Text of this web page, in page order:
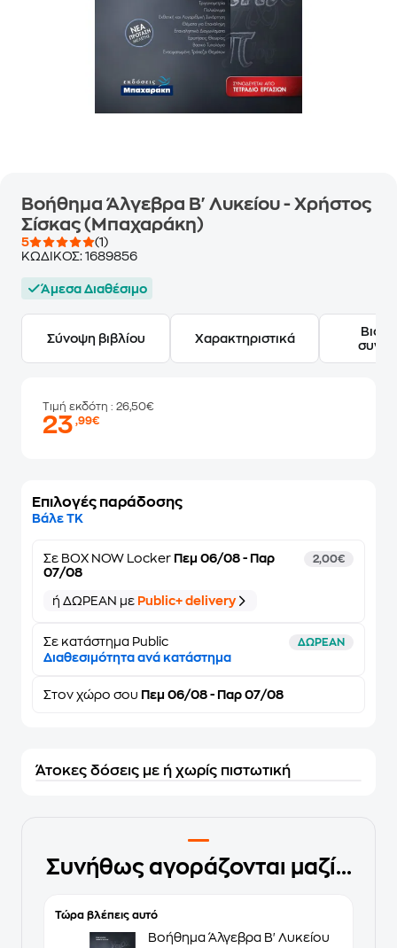
Βοήθημα Άλγεβρα Β' Λυκείου - Χρήστος
Σίσκας (Μπαχαράκη)
5
(1)
ΚΩΔΙΚΟΣ: 1689856
Άμεσα Διαθέσιμο
Σύνοψη βιβλίου Χαρακτηριστικά
Τιμή εκδότη : 26,50€
23,99€
Επιλογές παράδοσης
Βάλε ΤΚ
Σε BOX NOW Locker Πεμ 06/08 - Παρ
07/08
2,00€
ή ΔΩΡΕΑΝ με Public+ delivery
Σε κατάστημα Public ΔΩΡΕΑΝ
Διαθεσιμότητα ανά κατάστημα
Στον χώρο σου Πεμ 06/08 - Παρ 07/08
Άτοκες δόσεις με ή χωρίς πιστωτική
Συνήθως αγοράζονται μαζί...
Τώρα βλέπεις αυτό
Βοήθημα Άλγεβρα Β' Λυκείου